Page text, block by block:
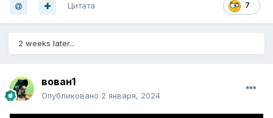
7
Цитата
2 weeks later...
вован1
Опубликовано 2 января, 2024